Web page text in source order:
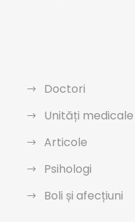
Doctori
Unități medicale
Articole
Psihologi
Boli și afecțiuni